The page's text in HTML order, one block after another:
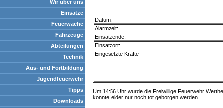
Wir über uns
Einsätze
Feuerwache
Fahrzeuge
Abteilungen
Technik
Aus- und Fortbildung
Jugendfeuerwehr
Tipps
Downloads
Datum:
Alarmzeit:
Einsatzende:
Einsatzort:
Eingesetzte Kräfte
Um 14:56 Uhr wurde die Freiwillige Feuerwehr
konnte leider nur noch tot geborgen werden.